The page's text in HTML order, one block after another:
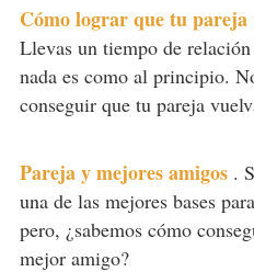
Cómo lograr que tu pareja
Llevas un tiempo de
nada es como al principio.
conseguir que tu pareja
Pareja y mejores amigos .
una de las mejores bases
pero, ¿sabemos cómo
mejor amigo?